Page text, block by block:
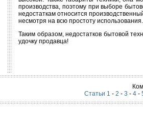
производства, поэтому при выборе
недостаткам относится
несмотря на всю простоту использования.
Таким образом, недостатков бытовой
удочку продавца!
Статьи 1 - 2 - 3 - 4-